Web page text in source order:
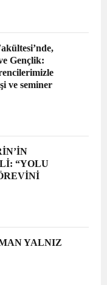
Gençlik:
ve seminer
“YOLU
YALNIZ